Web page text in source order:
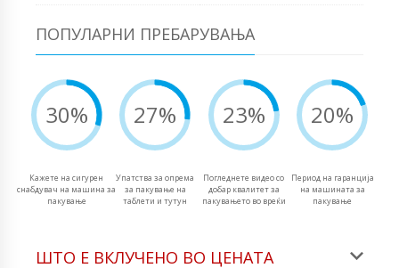
ПОПУЛАРНИ ПРЕБАРУВАЊА
30%
Кажете на сигурен
снабдувач на машина за
пакување
27%
Упатства за опрема
за пакување на
таблети и тутун
23%
Погледнете видео со
добар квалитет за
пакувањето во вреќи
20%
Период на гаранција
на машината за
пакување
ШТО Е ВКЛУЧЕНО ВО ЦЕНАТА